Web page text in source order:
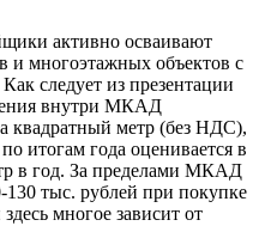
активно осваивают
многоэтажных объектов с
следует из презентации
внутри МКАД
квадратный метр (без НДС),
итогам года оценивается в
в год. За пределами МКАД
130 тыс. рублей при покупке
многое зависит от